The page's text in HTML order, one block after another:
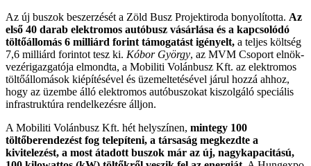
Az új buszok beszerzését a Zöld Busz Projektiroda bonyolította. Az
első 40 darab elektromos autóbusz vásárlása és a kapcsolódó
töltőállomás 6 milliárd forint támogatást igényelt, a teljes költség
7,6 milliárd forintot tesz ki. Kóbor György, az MVM Csoport elnök-
vezérigazgatója elmondta, a Mobiliti Volánbusz Kft. az elektromos
töltőállomások kiépítésével és üzemeltetésével járul hozzá ahhoz,
hogy az üzembe álló elektromos autóbuszokat kiszolgáló speciális
infrastruktúra rendelkezésre álljon.
A Mobiliti Volánbusz Kft. hét helyszínen, mintegy 100
töltőberendezést fog telepíteni, a társaság megkezdte a
kivitelezést, a most átadott buszok már az új, nagykapacitású,